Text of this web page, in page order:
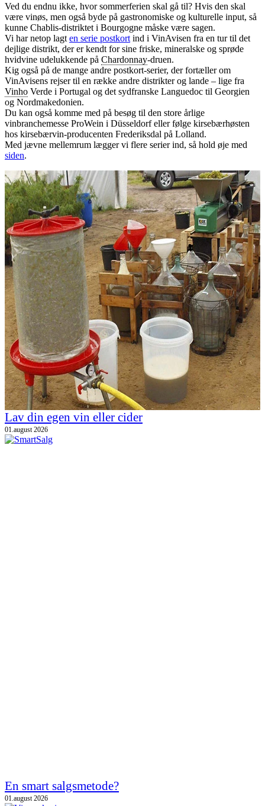
Ved du endnu ikke, hvor sommerferien skal gå til? Hvis den skal
være vinøs, men også byde på gastronomiske og kulturelle input, så
kunne Chablis-distriktet i Bourgogne måske være sagen.
Vi har netop lagt en serie postkort ind i VinAvisen fra en tur til det
dejlige distrikt, der er kendt for sine friske, mineralske og sprøde
hvidvine udelukkende på Chardonnay-druen.
Kig også på de mange andre postkort-serier, der fortæller om
VinAvisens rejser til en række andre distrikter og lande – lige fra
Vinho Verde i Portugal og det sydfranske Languedoc til Georgien
og Nordmakedonien.
Du kan også komme med på besøg til den store årlige
vinbranchemesse ProWein i Düsseldorf eller følge kirsebærhøsten
hos kirsebærvin-producenten Frederiksdal på Lolland.
Med jævne mellemrum lægger vi flere serier ind, så hold øje med
siden.
Lav din egen vin eller cider
01.august 2026
En smart salgsmetode?
01.august 2026